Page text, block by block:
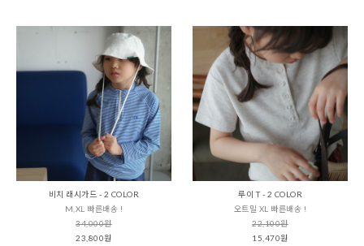
비치 래시가드 - 2 COLOR
M,XL 빠른배송 !
34,000원
23,800원
루이 T - 2 COLOR
오트밀 XL 빠른배송 !
22,100원
15,470원